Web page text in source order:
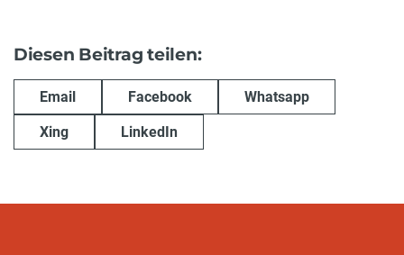
Diesen Beitrag teilen:
Email Facebook Whatsapp
Xing LinkedIn